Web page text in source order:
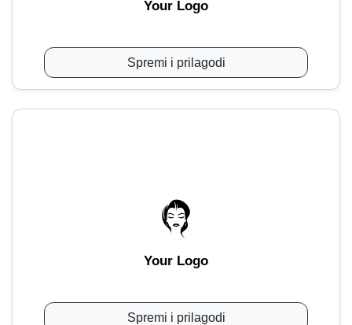
Your Logo
Spremi i prilagodi
Your Logo
Spremi i prilagodi